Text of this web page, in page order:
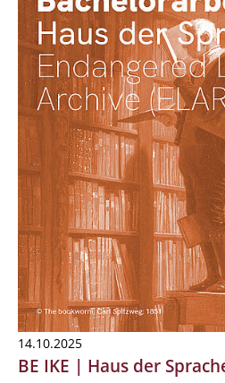
14.10.2025
BE IKE | Haus der